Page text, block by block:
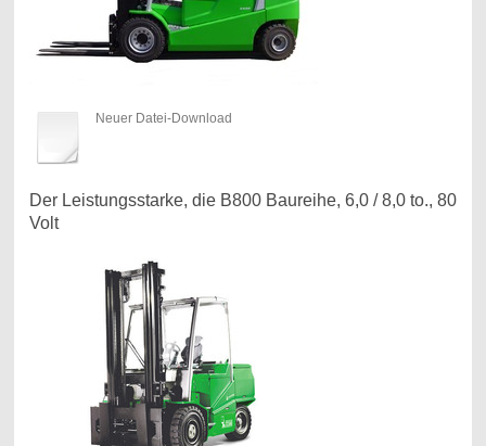
Neuer Datei-Download
Der Leistungsstarke, die B800 Baureihe, 6,0 / 8,0 to., 80
Volt